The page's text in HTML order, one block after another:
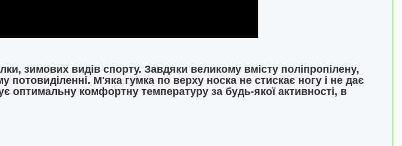
зимових видів спорту. Завдяки великому вмісту поліпропілену,
М'яка гумка по верху носка не стискає ногу і не дає
оптимальну комфортну температуру за будь-якої активності, в